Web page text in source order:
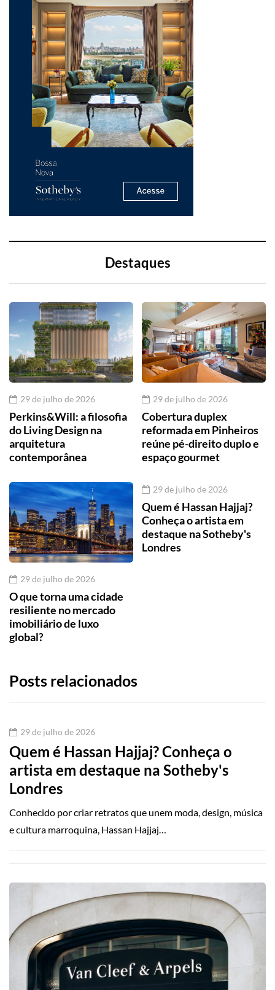
Destaques
29 de julho de 2026
Perkins&Will: a filosofia
do Living Design na
arquitetura
contemporânea
29 de julho de 2026
Cobertura duplex
reformada em Pinheiros
reúne pé-direito duplo e
espaço gourmet
29 de julho de 2026
O que torna uma cidade
resiliente no mercado
imobiliário de luxo
global?
29 de julho de 2026
Quem é Hassan Hajjaj?
Conheça o artista em
destaque na Sotheby's
Londres
Posts relacionados
29 de julho de 2026
Quem é Hassan Hajjaj? Conheça o
artista em destaque na Sotheby's
Londres
Conhecido por criar retratos que unem moda, design, música
e cultura marroquina, Hassan Hajjaj…